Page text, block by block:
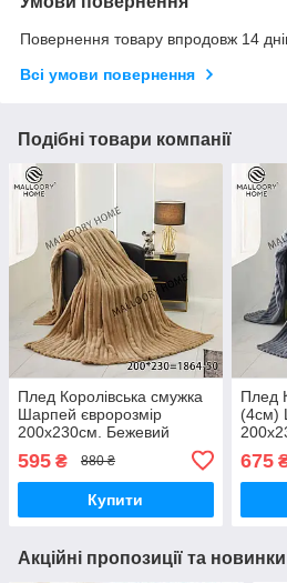
Повернення товару впродовж 14
Всі умови повернення
Подібні товари компанії
Плед Королівська смужка
Шарпей євророзмір
200х230см. Бежевий
595 ₴ 880 ₴
Купити
Плед
(4см)
675
Акційні пропозиції та новинки